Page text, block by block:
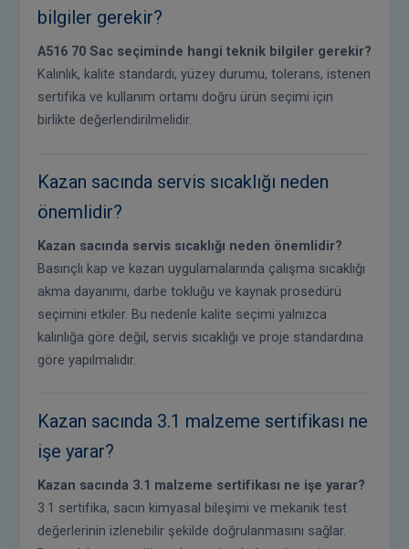
bilgiler gerekir?
A516 70 Sac seçiminde hangi teknik bilgiler gerekir?
Kalınlık, kalite standardı, yüzey durumu, tolerans, istenen
sertifika ve kullanım ortamı doğru ürün seçimi için
birlikte değerlendirilmelidir.
Kazan sacında servis sıcaklığı neden
önemlidir?
Kazan sacında servis sıcaklığı neden önemlidir?
Basınçlı kap ve kazan uygulamalarında çalışma sıcaklığı
akma dayanımı, darbe tokluğu ve kaynak prosedürü
seçimini etkiler. Bu nedenle kalite seçimi yalnızca
kalınlığa göre değil, servis sıcaklığı ve proje standardına
göre yapılmalıdır.
Kazan sacında 3.1 malzeme sertifikası ne
işe yarar?
Kazan sacında 3.1 malzeme sertifikası ne işe yarar?
3.1 sertifika, sacın kimyasal bileşimi ve mekanik test
değerlerinin izlenebilir şekilde doğrulanmasını sağlar.